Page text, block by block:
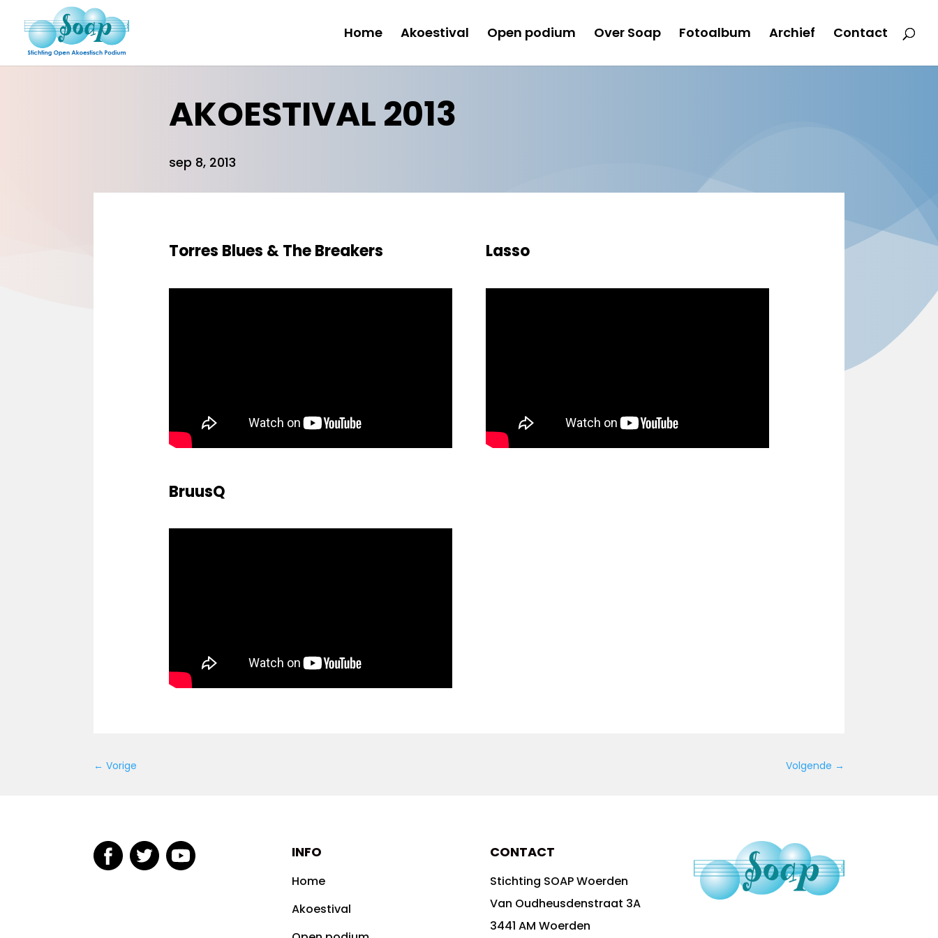
Home Akoestival Open podium Over Soap Fotoalbum Archief Contact
AKOESTIVAL 2013
sep 8, 2013
Torres Blues & The Breakers Lasso
BruusQ
←Vorige Volgende →
INFO
Home
Akoestival
CONTACT
Stichting SOAP Woerden
Van Oudheusdenstraat 3A
3441 AM Woerden